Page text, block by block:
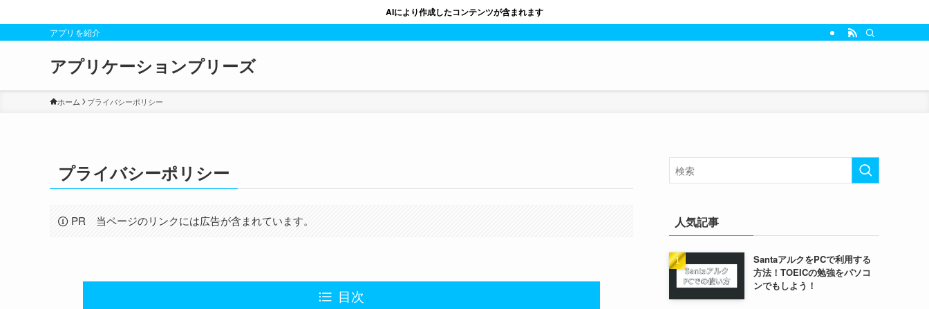
AIにより作成したコンテンツが含まれます
アプリを紹介
アプリケーションプリーズ
ホーム プライバシーポリシー
プライバシーポリシー
PR 当ページのリンクには広告が含まれています。
目次
人気記事
SantaアルクをPCで利用する
方法！TOEICの勉強をパソコ
ンでもしよう！